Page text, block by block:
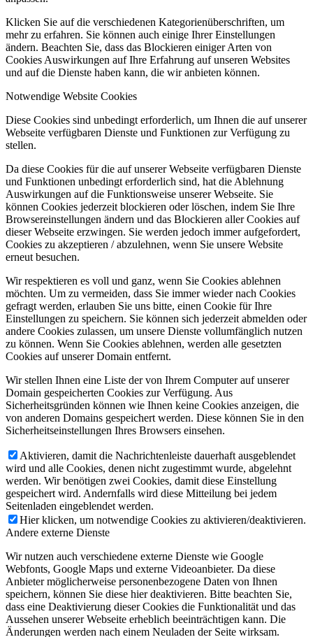
Klicken Sie auf die verschiedenen Kategorienüberschriften, um
mehr zu erfahren. Sie können auch einige Ihrer Einstellungen
ändern. Beachten Sie, dass das Blockieren einiger Arten von
Cookies Auswirkungen auf Ihre Erfahrung auf unseren Websites
und auf die Dienste haben kann, die wir anbieten können.
Notwendige Website Cookies
Diese Cookies sind unbedingt erforderlich, um Ihnen die auf unserer
Webseite verfügbaren Dienste und Funktionen zur Verfügung zu
stellen.
Da diese Cookies für die auf unserer Webseite verfügbaren Dienste
und Funktionen unbedingt erforderlich sind, hat die Ablehnung
Auswirkungen auf die Funktionsweise unserer Webseite. Sie
können Cookies jederzeit blockieren oder löschen, indem Sie Ihre
Browsereinstellungen ändern und das Blockieren aller Cookies auf
dieser Webseite erzwingen. Sie werden jedoch immer aufgefordert,
Cookies zu akzeptieren / abzulehnen, wenn Sie unsere Website
erneut besuchen.
Wir respektieren es voll und ganz, wenn Sie Cookies ablehnen
möchten. Um zu vermeiden, dass Sie immer wieder nach Cookies
gefragt werden, erlauben Sie uns bitte, einen Cookie für Ihre
Einstellungen zu speichern. Sie können sich jederzeit abmelden oder
andere Cookies zulassen, um unsere Dienste vollumfänglich nutzen
zu können. Wenn Sie Cookies ablehnen, werden alle gesetzten
Cookies auf unserer Domain entfernt.
Wir stellen Ihnen eine Liste der von Ihrem Computer auf unserer
Domain gespeicherten Cookies zur Verfügung. Aus
Sicherheitsgründen können wie Ihnen keine Cookies anzeigen, die
von anderen Domains gespeichert werden. Diese können Sie in den
Sicherheitseinstellungen Ihres Browsers einsehen.
Aktivieren, damit die Nachrichtenleiste dauerhaft ausgeblendet
wird und alle Cookies, denen nicht zugestimmt wurde, abgelehnt
werden. Wir benötigen zwei Cookies, damit diese Einstellung
gespeichert wird. Andernfalls wird diese Mitteilung bei jedem
Seitenladen eingeblendet werden.
Hier klicken, um notwendige Cookies zu aktivieren/deaktivieren.
Andere externe Dienste
Wir nutzen auch verschiedene externe Dienste wie Google
Webfonts, Google Maps und externe Videoanbieter. Da diese
Anbieter möglicherweise personenbezogene Daten von Ihnen
speichern, können Sie diese hier deaktivieren. Bitte beachten Sie,
dass eine Deaktivierung dieser Cookies die Funktionalität und das
Aussehen unserer Webseite erheblich beeinträchtigen kann. Die
Änderungen werden nach einem Neuladen der Seite wirksam.